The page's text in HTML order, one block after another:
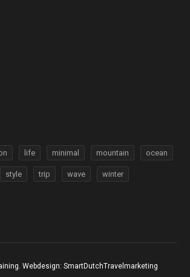
life minimal mountain ocean
style trip wave winter
Webdesign: SmartDutchTravelmarketing